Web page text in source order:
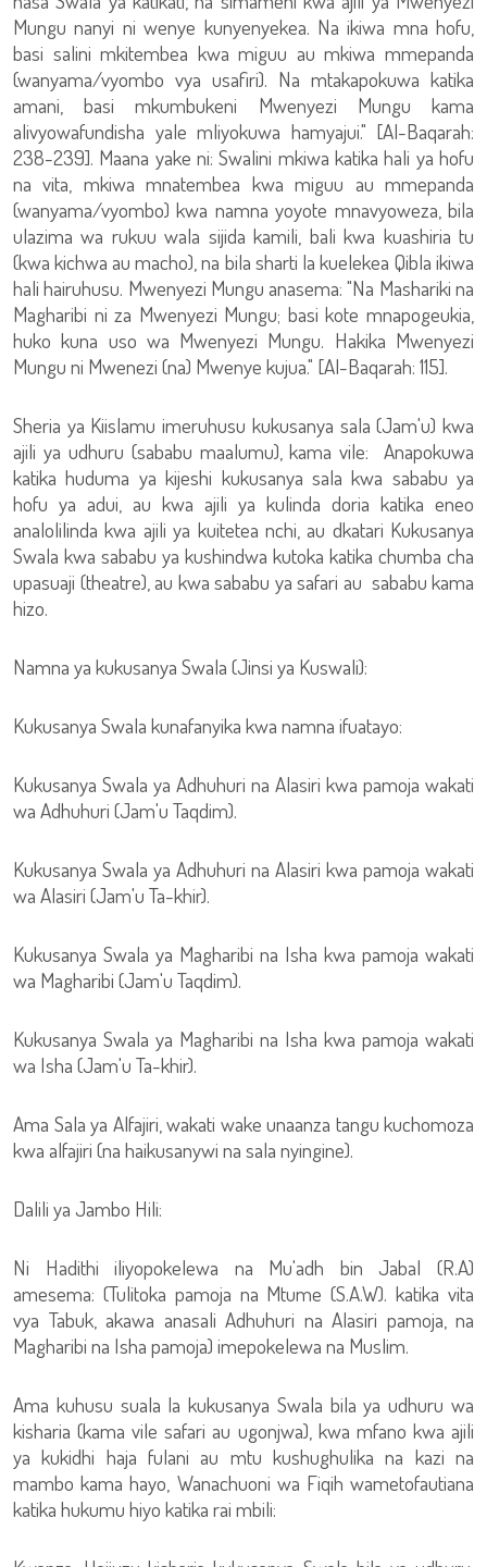
Mungu nanyi ni wenye kunyenyekea. Na ikiwa mna hofu,
basi salini mkitembea kwa miguu au mkiwa mmepanda
(wanyama/vyombo vya usafiri). Na mtakapokuwa katika
amani, basi mkumbukeni Mwenyezi Mungu kama
alivyowafundisha yale mliyokuwa hamyajui." [Al-Baqarah:
238-239]. Maana yake ni: Swalini mkiwa katika hali ya hofu
na vita, mkiwa mnatembea kwa miguu au mmepanda
(wanyama/vyombo) kwa namna yoyote mnavyoweza, bila
ulazima wa rukuu wala sijida kamili, bali kwa kuashiria tu
(kwa kichwa au macho), na bila sharti la kuelekea Qibla ikiwa
hali hairuhusu. Mwenyezi Mungu anasema: "Na Mashariki na
Magharibi ni za Mwenyezi Mungu; basi kote mnapogeukia,
huko kuna uso wa Mwenyezi Mungu. Hakika Mwenyezi
Mungu ni Mwenezi (na) Mwenye kujua." [Al-Baqarah: 115].
Sheria ya Kiislamu imeruhusu kukusanya sala (Jam'u) kwa
ajili ya udhuru (sababu maalumu), kama vile: Anapokuwa
katika huduma ya kijeshi kukusanya sala kwa sababu ya
hofu ya adui, au kwa ajili ya kulinda doria katika eneo
analolilinda kwa ajili ya kuitetea nchi, au dkatari Kukusanya
Swala kwa sababu ya kushindwa kutoka katika chumba cha
upasuaji (theatre), au kwa sababu ya safari au sababu kama
hizo.
Namna ya kukusanya Swala (Jinsi ya Kuswali):
Kukusanya Swala kunafanyika kwa namna ifuatayo:
Kukusanya Swala ya Adhuhuri na Alasiri kwa pamoja wakati
wa Adhuhuri (Jam'u Taqdim).
Kukusanya Swala ya Adhuhuri na Alasiri kwa pamoja wakati
wa Alasiri (Jam'u Ta-khir).
Kukusanya Swala ya Magharibi na Isha kwa pamoja wakati
wa Magharibi (Jam'u Taqdim).
Kukusanya Swala ya Magharibi na Isha kwa pamoja wakati
wa Isha (Jam'u Ta-khir).
Ama Sala ya Alfajiri, wakati wake unaanza tangu kuchomoza
kwa alfajiri (na haikusanywi na sala nyingine).
Dalili ya Jambo Hili:
Ni Hadithi iliyopokelewa na Mu'adh bin Jabal (R.A)
amesema: (Tulitoka pamoja na Mtume (S.A.W). katika vita
vya Tabuk, akawa anasali Adhuhuri na Alasiri pamoja, na
Magharibi na Isha pamoja) imepokelewa na Muslim.
Ama kuhusu suala la kukusanya Swala bila ya udhuru wa
kisharia (kama vile safari au ugonjwa), kwa mfano kwa ajili
ya kukidhi haja fulani au mtu kushughulika na kazi na
mambo kama hayo, Wanachuoni wa Fiqih wametofautiana
katika hukumu hiyo katika rai mbili: